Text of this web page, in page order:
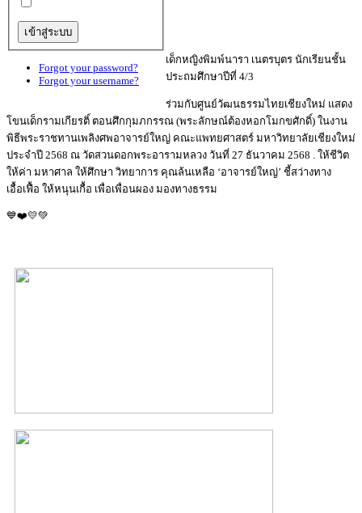
Forgot your password?
Forgot your username?
เด็กหญิงพิมพ์นารา เนตรบุตร นักเรียนชั้น
ประถมศึกษาปีที่ 4/3
ร่วมกับศูนย์วัฒนธรรมไทยเชียงใหม่ แสดง
โขนเด็กรามเกียรติ์ ตอนศึกกุมภกรรณ (พระลักษณ์ต้องหอกโมกขศักดิ์) ในงาน
พิธีพระราชทานเพลิงศพอาจารย์ใหญ่ คณะแพทยศาสตร์ มหาวิทยาลัยเชียงใหม่
ประจำปี 2568 ณ วัดสวนดอกพระอารามหลวง วันที่ 27 ธันวาคม 2568 . ให้ชีวิต
ให้ค่า มหาศาล ให้ศึกษา วิทยาการ คุณล้นเหลือ ‘อาจารย์ใหญ่’ ชี้สว่างทาง
เอื้อเฟื้อ ให้หนุนเกื้อ เพื่อเพื่อนผอง มองทางธรรม
💙❤️💛💚